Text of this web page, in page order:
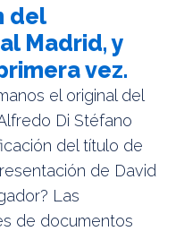
del
Madrid, y
vez.
el original del
Di Stéfano
del título de
de David
Las
de documentos